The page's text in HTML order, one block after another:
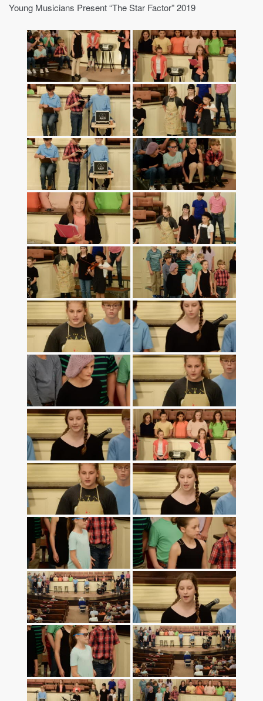
Young Musicians Present “The Star Factor” 2019